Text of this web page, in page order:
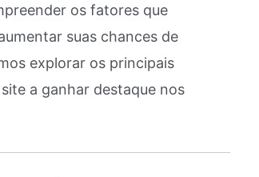
os fatores que
suas chances de
explorar os principais
a ganhar destaque nos